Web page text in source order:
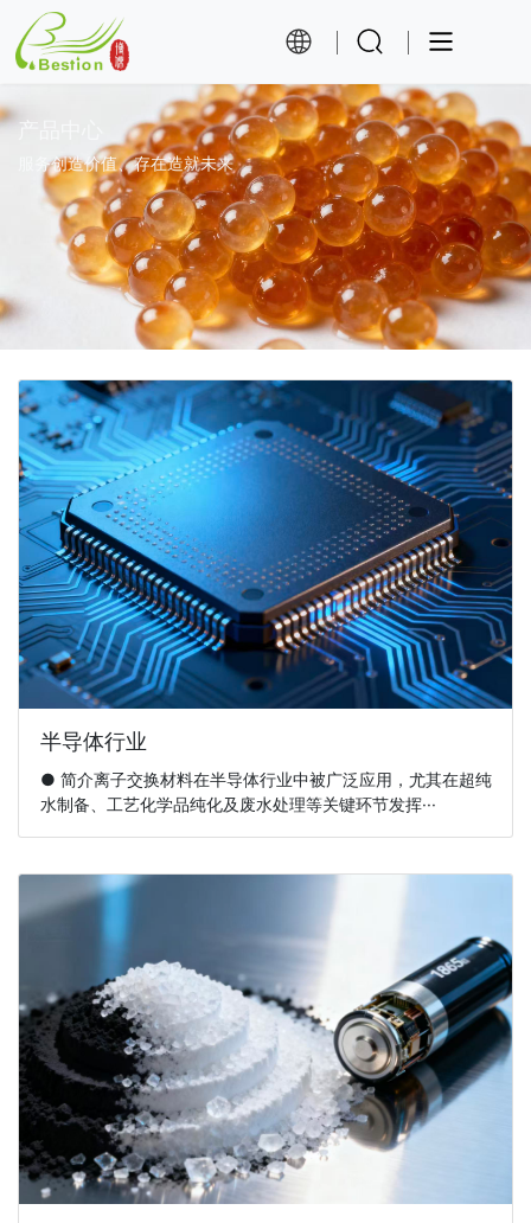
产品中心
服务创造价值、存在造就未来
半导体行业
● 简介离子交换材料在半导体行业中被广泛应用，尤其在超纯
水制备、工艺化学品纯化及废水处理等关键环节发挥···